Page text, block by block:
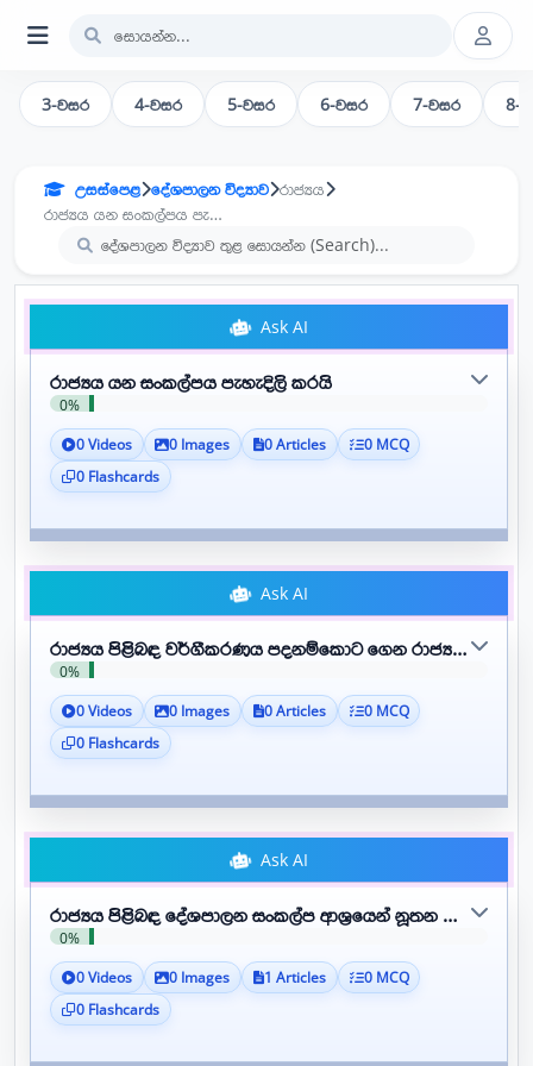
3-වසර 4-වසර 5-වසර 6-වසර 7-වසර 8-
උසස්පෙළ දේශපාලන විද්‍යාව රාජ්‍යය
රාජ්‍යය යන සංකල්පය පැහැදිලි කරයි
Ask AI
රාජ්‍යය යන සංකල්පය පැහැදිලි කරයි
0%
0 Videos 0 Images 0 Articles
0 MCQ
0 Flashcards
Ask AI
රාජ්‍යය පිළිබඳ වර්ගීකරණය පදනම්කොට ගෙන රාජ්‍යය යන
0%
0 Videos 0 Images 0 Articles
0 MCQ
0 Flashcards
Ask AI
රාජ්‍යය පිළිබඳ දේශපාලන සංකල්ප ආශ්‍රයෙන් නූතන රාජ්‍යය
0%
0 Videos 0 Images 1 Articles
0 MCQ
0 Flashcards